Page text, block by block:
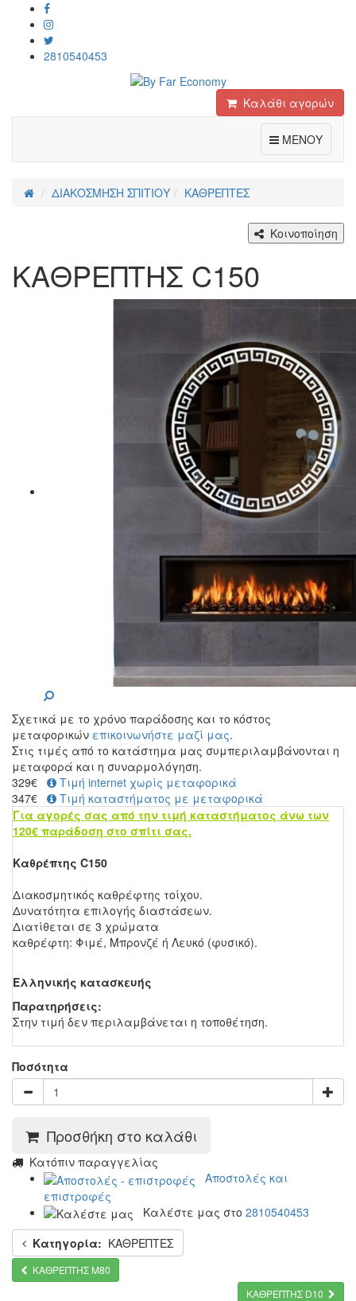
2810540453
Καλάθι αγορών
ΜΕΝΟΥ
ΔΙΑΚΟΣΜΗΣΗ ΣΠΙΤΙΟΥ ΚΑΘΡΕΠΤΕΣ
Κοινοποίηση
ΚΑΘΡΕΠΤΗΣ C150
Σχετικά με το χρόνο παράδοσης και το κόστος
μεταφορικών επικοινωνήστε μαζί μας.
Στις τιμές από το κατάστημα μας συμπεριλαμβάνονται η
μεταφορά και η συναρμολόγηση.
329€
Τιμή internet χωρίς μεταφορικά
347€
Τιμή καταστήματος με μεταφορικά
Για αγορές σας από την τιμή καταστήματος άνω των
120€ παράδοση στο σπίτι σας.
Καθρέπτης C150
Διακοσμητικός καθρέφτης τοίχου.
Δυνατότητα επιλογής διαστάσεων.
Διατίθεται σε 3 χρώματα
καθρέφτη: Φιμέ, Μπρονζέ ή Λευκό (φυσικό).
Ελληνικής κατασκευής
Παρατηρήσεις:
Στην τιμή δεν περιλαμβάνεται η τοποθέτηση.
Ποσότητα
Προσθήκη στο καλάθι
Kατόπιν παραγγελίας
Αποστολές και
επιστροφές
Καλέστε μας στο 2810540453
Κατηγορία: ΚΑΘΡΕΠΤΕΣ
ΚΑΘΡΕΠΤΗΣ Μ80
ΚΑΘΡΕΠΤΗΣ D10